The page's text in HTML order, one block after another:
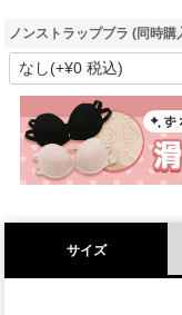
ノンストラップブラ (同時購
サイズ